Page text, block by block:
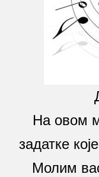
На овом
задатке
Молим